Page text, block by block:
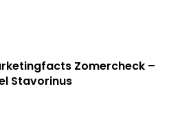
Zomercheck –
Stavorinus